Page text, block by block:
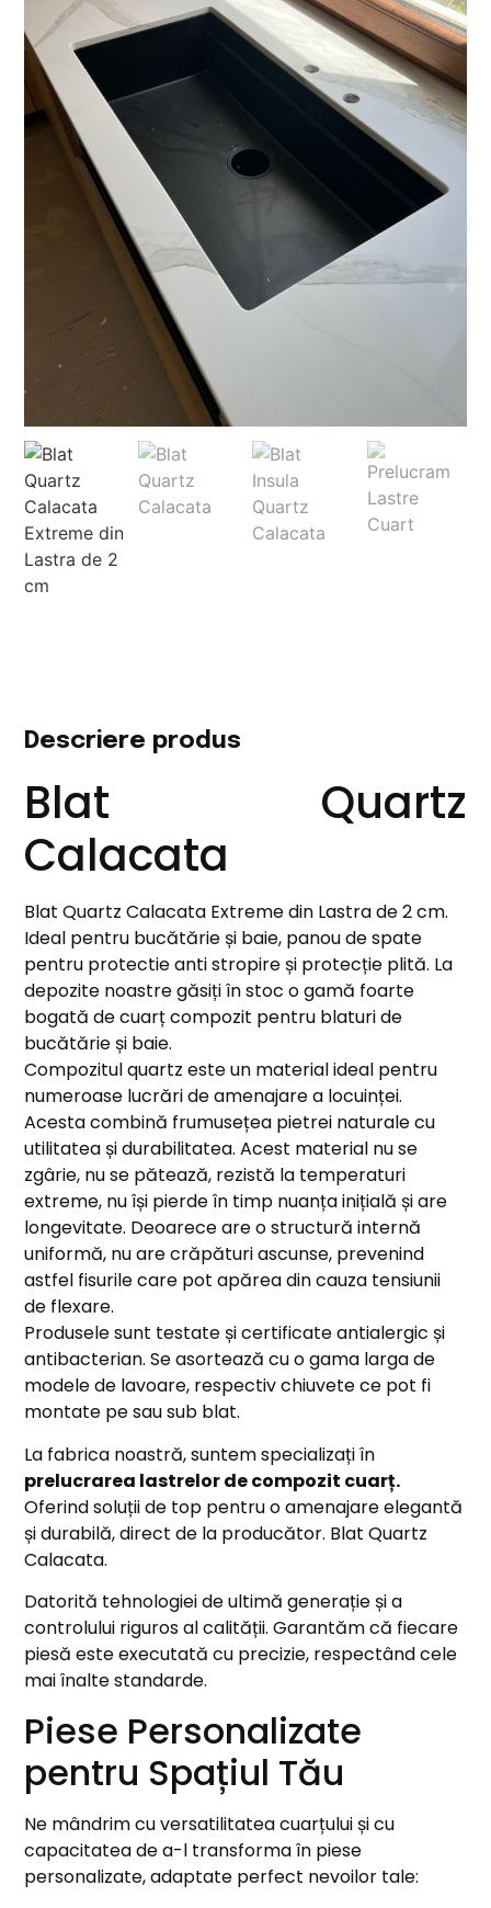
Descriere produs
Blat Quartz
Calacata
Blat Quartz Calacata Extreme din Lastra de 2 cm.
Ideal pentru bucătărie și baie, panou de spate
pentru protectie anti stropire și protecție plită. La
depozite noastre găsiți în stoc o gamă foarte
bogată de cuarț compozit pentru blaturi de
bucătărie și baie.
Compozitul quartz este un material ideal pentru
numeroase lucrări de amenajare a locuinței.
Acesta combină frumusețea pietrei naturale cu
utilitatea și durabilitatea. Acest material nu se
zgârie, nu se pătează, rezistă la temperaturi
extreme, nu își pierde în timp nuanța inițială și are
longevitate. Deoarece are o structură internă
uniformă, nu are crăpături ascunse, prevenind
astfel fisurile care pot apărea din cauza tensiunii
de flexare.
Produsele sunt testate și certificate antialergic și
antibacterian. Se asortează cu o gama larga de
modele de lavoare, respectiv chiuvete ce pot fi
montate pe sau sub blat.
La fabrica noastră, suntem specializați în
prelucrarea lastrelor de compozit cuarț.
Oferind soluții de top pentru o amenajare elegantă
și durabilă, direct de la producător. Blat Quartz
Calacata.
Datorită tehnologiei de ultimă generație și a
controlului riguros al calității. Garantăm că fiecare
piesă este executată cu precizie, respectând cele
mai înalte standarde.
Piese Personalizate
pentru Spațiul Tău
Ne mândrim cu versatilitatea cuarțului și cu
capacitatea de a-l transforma în piese
personalizate, adaptate perfect nevoilor tale: